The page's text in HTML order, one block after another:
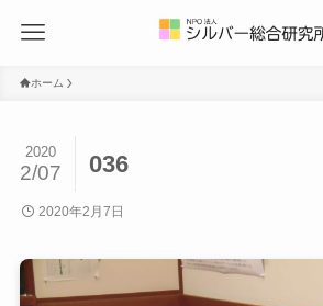
ホーム
036
2020
2/07
2020年2月7日